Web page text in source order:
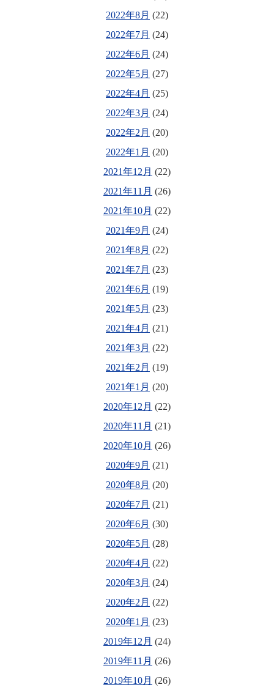
2022年8月 (22)
2022年7月 (24)
2022年6月 (24)
2022年5月 (27)
2022年4月 (25)
2022年3月 (24)
2022年2月 (20)
2022年1月 (20)
2021年12月 (22)
2021年11月 (26)
2021年10月 (22)
2021年9月 (24)
2021年8月 (22)
2021年7月 (23)
2021年6月 (19)
2021年5月 (23)
2021年4月 (21)
2021年3月 (22)
2021年2月 (19)
2021年1月 (20)
2020年12月 (22)
2020年11月 (21)
2020年10月 (26)
2020年9月 (21)
2020年8月 (20)
2020年7月 (21)
2020年6月 (30)
2020年5月 (28)
2020年4月 (22)
2020年3月 (24)
2020年2月 (22)
2020年1月 (23)
2019年12月 (24)
2019年11月 (26)
2019年10月 (26)